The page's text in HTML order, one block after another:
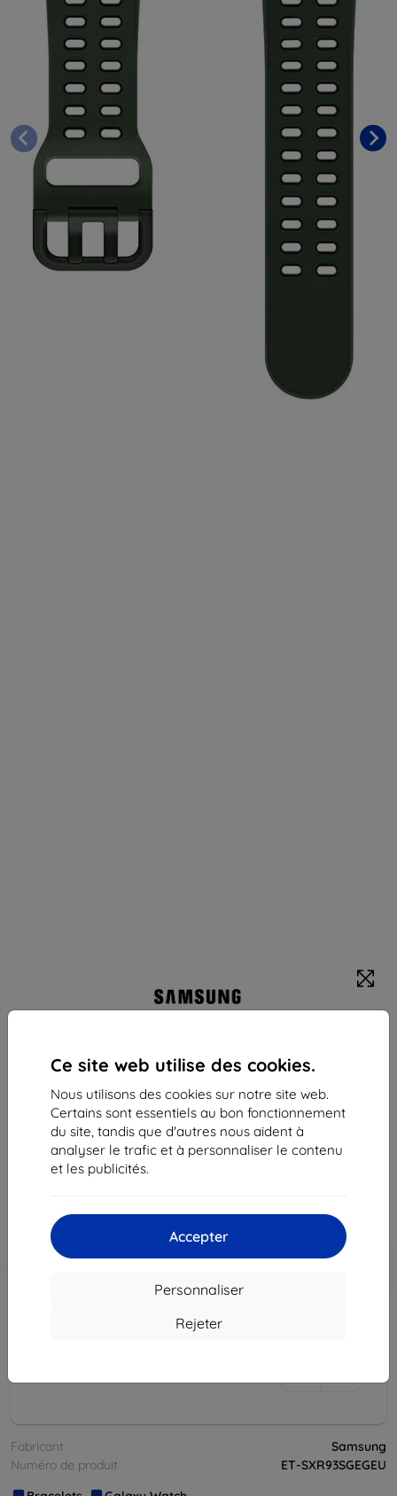
Ce site web utilise des cookies.
Nous utilisons des cookies sur notre site web.
Certains sont essentiels au bon fonctionnement
du site, tandis que d'autres nous aident à
analyser le trafic et à personnaliser le contenu
et les publicités.
Accepter
Personnaliser
Rejeter
(ET-SXR93SGEGEU)
Adapté pour: Samsung Watch 20mm
Description et caractéristiques
46,90 €
42,20 €
35,17 €
Réduction avec coupon
Ajouter au
Fabricant
Samsung
Numéro de produit
ET-SXR93SGEGEU